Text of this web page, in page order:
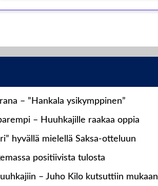
– ”Hankala ysikymppinen”
– Huuhkajille raakaa oppia
hyvällä mielellä Saksa-otteluun
positiivista tulosta
– Juho Kilo kutsuttiin mukaan